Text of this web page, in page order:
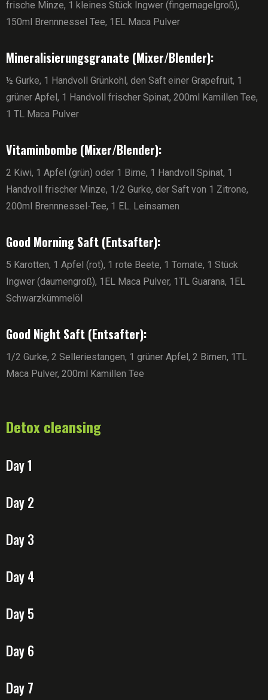
frische Minze, 1 kleines Stück Ingwer (fingernagelgroß),
150ml Brennnessel Tee, 1EL Maca Pulver
Mineralisierungsgranate (Mixer/Blender):
½ Gurke, 1 Handvoll Grünkohl, den Saft einer Grapefruit, 1
grüner Apfel, 1 Handvoll frischer Spinat, 200ml Kamillen Tee,
1 TL Maca Pulver
Vitaminbombe (Mixer/Blender):
2 Kiwi, 1 Apfel (grün) oder 1 Birne, 1 Handvoll Spinat, 1
Handvoll frischer Minze, 1/2 Gurke, der Saft von 1 Zitrone,
200ml Brennnessel-Tee, 1 EL. Leinsamen
Good Morning Saft (Entsafter):
5 Karotten, 1 Apfel (rot), 1 rote Beete, 1 Tomate, 1 Stück
Ingwer (daumengroß), 1EL Maca Pulver, 1TL Guarana, 1EL
Schwarzkümmelöl
Good Night Saft (Entsafter):
1/2 Gurke, 2 Selleriestangen, 1 grüner Apfel, 2 Birnen, 1TL
Maca Pulver, 200ml Kamillen Tee
Detox cleansing
Day 1
Day 2
Day 3
Day 4
Day 5
Day 6
Day 7